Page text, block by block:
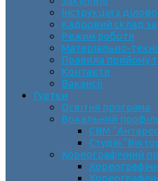
Інструкція з
Кадровий склад
Режим роботи
Матеріально-
Правила прийому
Контакти
Вакансії
Гуртки
Освітня програма
Вокальний
СВМ
Студія
Хореографічний